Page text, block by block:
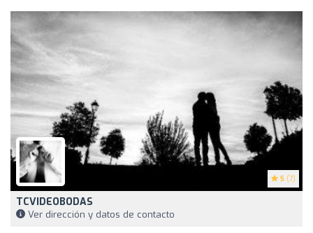
5 (7)
TCVIDEOBODAS
Ver dirección y datos de contacto